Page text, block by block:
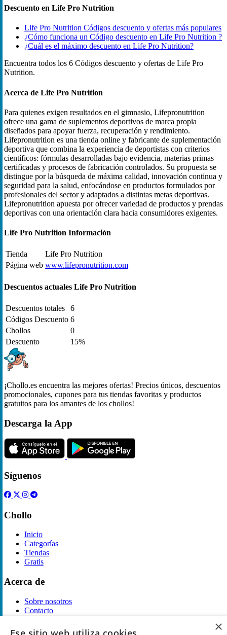
Descuento en Life Pro Nutrition
Life Pro Nutrition Códigos descuento y ofertas más populares
¿Cómo funciona un Código descuento en Life Pro Nutrition ?
¿Cuál es el máximo descuento en Life Pro Nutrition?
Encuentra todos los 6 Códigos descuento y ofertas de Life Pro
Nutrition.
Acerca de Life Pro Nutrition
Para quienes exigen resultados en el gimnasio, Lifepronutrition
ofrece una gama de suplementos deportivos de marca propia
diseñados para apoyar fuerza, recuperación y rendimiento.
Lifepronutrition es una tienda online y fabricante de suplementación
deportiva que combina la experiencia de deportistas con criterios
científicos: fórmulas desarrolladas bajo evidencia, materias primas
certificadas y procesos de fabricación controlados. Su propuesta se
distingue por la búsqueda de máxima calidad, innovación continua y
seguridad para la salud, enfocándose en productos formulados por
profesionales del sector y adaptados a distintas metas deportivas.
Lifepronutrition apuesta por ofrecer variedad de productos y prendas
deportivas con una orientación clara hacia consumidores exigentes.
Life Pro Nutrition Información
Tienda
Life Pro Nutrition
Página web www.lifepronutrition.com
Descuentos actuales Life Pro Nutrition
Descuentos totales
6
Códigos Descuento 6
Chollos
0
Descuento
15%
¡Chollo.es encuentra las mejores ofertas! Precios únicos, descuentos
promocionales, cupones para tus tiendas favoritas y productos
gratuitos para los amantes de los chollos!
Descarga la App
Síguenos
Chollo
Inicio
Categorías
Tiendas
Gratis
Acerca de
Sobre nosotros
Contacto
×